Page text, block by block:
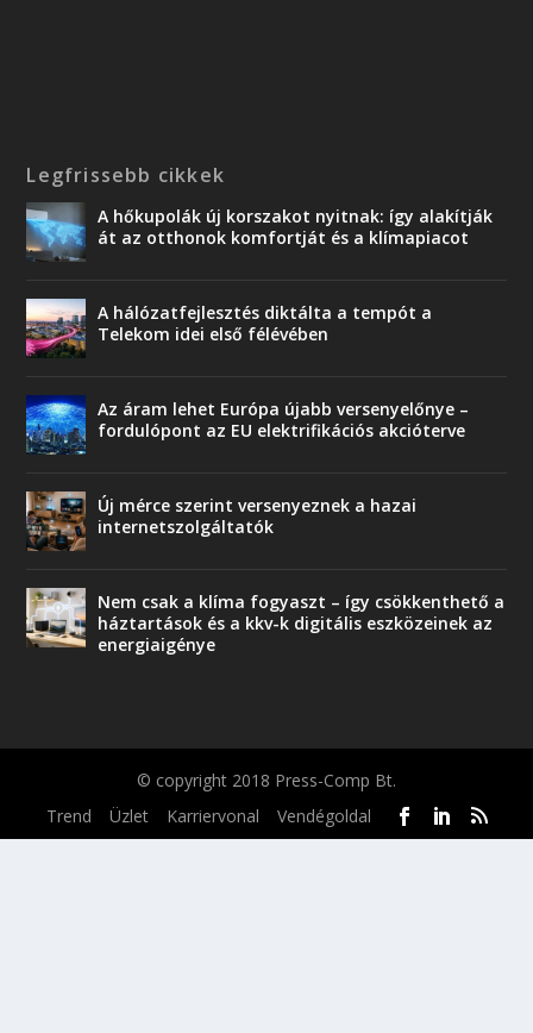
Legfrissebb cikkek
A hőkupolák új korszakot nyitnak: így alakítják
át az otthonok komfortját és a klímapiacot
A hálózatfejlesztés diktálta a tempót a
Telekom idei első félévében
Az áram lehet Európa újabb versenyelőnye –
fordulópont az EU elektrifikációs akcióterve
Új mérce szerint versenyeznek a hazai
internetszolgáltatók
Nem csak a klíma fogyaszt – így csökkenthető a
háztartások és a kkv-k digitális eszközeinek az
energiaigénye
© copyright 2018 Press-Comp Bt.
Trend
Üzlet Karriervonal Vendégoldal